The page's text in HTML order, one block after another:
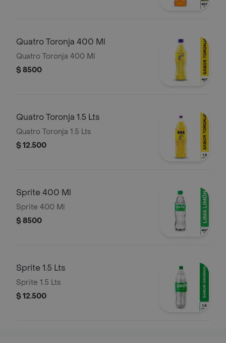
Quatro Toronja 400 Ml
Quatro Toronja 400 Ml
$ 8500
Quatro Toronja 1.5 Lts
Quatro Toronja 1.5 Lts
$ 12.500
Sprite 400 Ml
Sprite 400 Ml
$ 8500
Sprite 1.5 Lts
Sprite 1.5 Lts
$ 12.500